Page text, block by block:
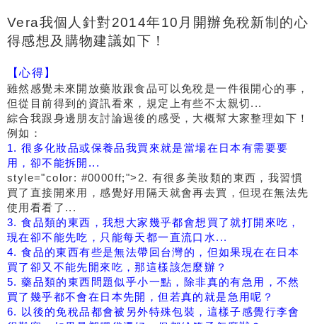
Vera我個人針對2014年10月開辦免稅新制的心
得感想及購物建議如下！
【心得】
雖然感覺未來開放藥妝跟食品可以免稅是一件很開心的事，
但從目前得到的資訊看來，規定上有些不太親切...
綜合我跟身邊朋友討論過後的感受，大概幫大家整理如下！
例如：
1. 很多化妝品或保養品我買來就是當場在日本有需要要
用，卻不能拆開...
style="color: #0000ff;">2. 有很多美妝類的東西，我習慣
買了直接開來用，感覺好用隔天就會再去買，但現在無法先
使用看看了...
3. 食品類的東西，我想大家幾乎都會想買了就打開來吃，
現在卻不能先吃，只能每天都一直流口水...
4. 食品的東西有些是無法帶回台灣的，但如果現在在日本
買了卻又不能先開來吃，那這樣該怎麼辦？
5. 藥品類的東西問題似乎小一點，除非真的有急用，不然
買了幾乎都不會在日本先開，但若真的就是急用呢？
6. 以後的免稅品都會被另外特殊包裝，這樣子感覺行李會